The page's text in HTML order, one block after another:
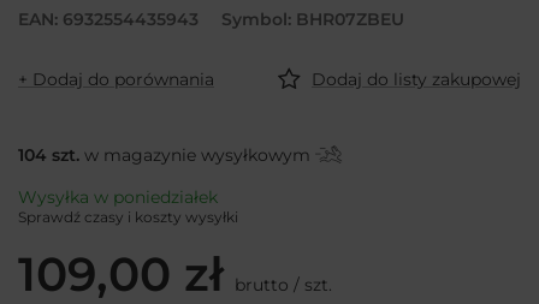
EAN: 6932554435943 Symbol: BHR07ZBEU
+ Dodaj do porównania Dodaj do listy zakupowej
104 szt. w magazynie wysyłkowym
Wysyłka w poniedziałek
Sprawdź czasy i koszty wysyłki
109,00 zł brutto / szt.